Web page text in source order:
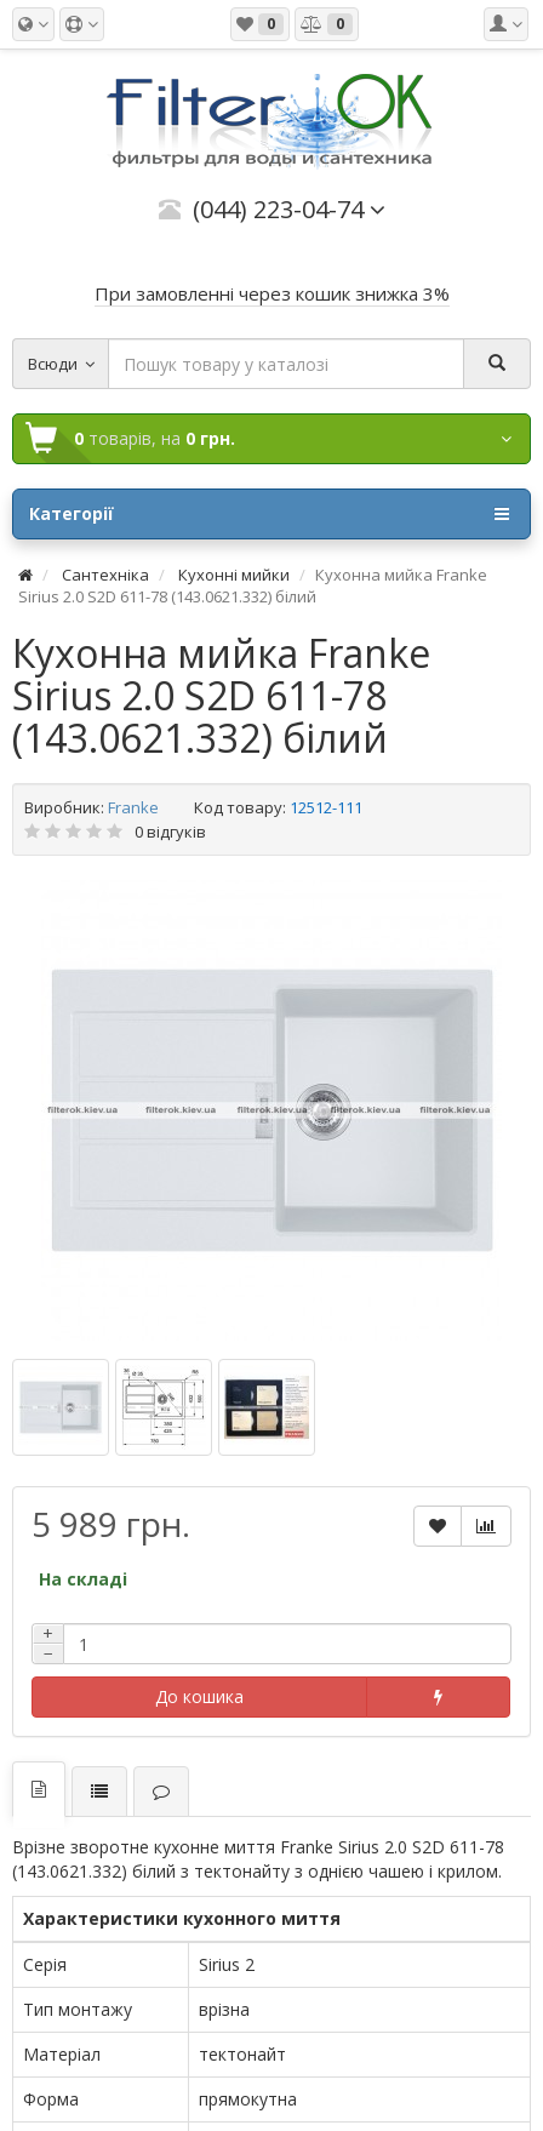
0 0
(044) 223-04-74
При замовленні через кошик знижка 3%
Всюди
0 товарів, на 0 грн.
Категорії
Сантехніка Кухонні мийки
Кухонна мийка Franke
Sirius 2.0 S2D 611-78 (143.0621.332) білий
Кухонна мийка Franke
Sirius 2.0 S2D 611-78
(143.0621.332) білий
Виробник: Franke Код товару: 12512-111
0 відгуків
5 989 грн.
На складі
+
−
До кошика
Врізне зворотне кухонне миття Franke Sirius 2.0 S2D 611-78
(143.0621.332) білий з тектонайту з однією чашею і крилом.
Характеристики кухонного миття
Серія
Sirius 2
Тип монтажу
врізна
Матеріал
тектонайт
Форма
прямокутна